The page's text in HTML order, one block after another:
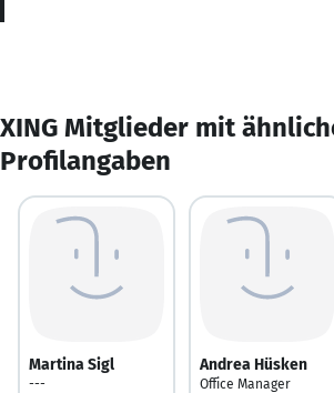
XING Mitglieder mit
Profilangaben
Martina Sigl
---
Andrea Hüsken
Office Manager